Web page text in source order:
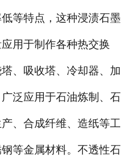
等特点，这种浸渍石墨
用于制作各种热交换
、吸收塔、冷却器、加
泛应用于石油炼制、石
、合成纤维、造纸等工
等金属材料。不透性石